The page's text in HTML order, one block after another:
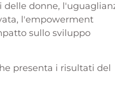
donne,
l'empowerment
sullo sviluppo
presenta i risultati del